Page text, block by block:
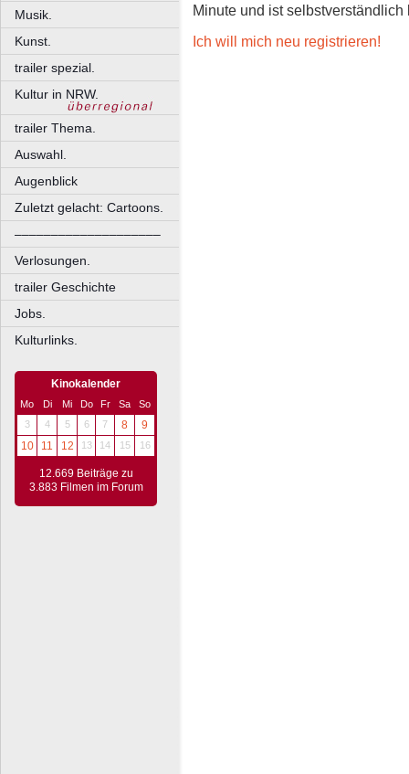
Musik.
Kunst.
trailer spezial.
Kultur in NRW.
trailer Thema.
Auswahl.
Augenblick
Zuletzt gelacht: Cartoons.
––––––––––––––––––––
Verlosungen.
trailer Geschichte
Jobs.
Kulturlinks.
Kinokalender
Mo Di Mi Do Fr Sa
So
3
4 5 6 7 8
9
10
11 12 13 14 15 16
12.669 Beiträge zu
3.883 Filmen im Forum
Minute und ist selbstverständlich
Ich will mich neu registrieren!